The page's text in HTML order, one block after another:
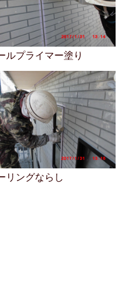
ルプライマー塗り
リングならし